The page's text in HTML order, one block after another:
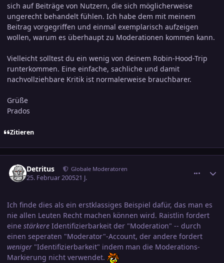
sich auf Beiträge von Nutzern, die sich möglicherweise
ungerecht behandelt fühlen. Ich habe dem mit meinem
Beitrag vorgegriffen und einmal exemplarisch aufzeigen
wollen, warum es überhaupt zu Moderationen kommen kann.
Vielleicht solltest du ein wenig von deinem Robin-Hood-Trip
runterkommen. Eine einfache, sachliche und damit
nachvollziehbare Kritik ist normalerweise brauchbarer.
Grüße
Prados
Zitieren
Detritus Globale Moderatoren
25. Februar 200521 J.
Ich finde dies als ein erstklassiges Beispiel dafür, das man es
nie allen Leuten Recht machen können wird. Raistlin fordert
eine stärkere Identifizierbarkeit der "Moderation" -- durch
einen seperaten "Moderator"-Account, der andere fordert
weniger "Identifizierbarkeit" indem man die Moderations-
Markierung nicht verwendet.